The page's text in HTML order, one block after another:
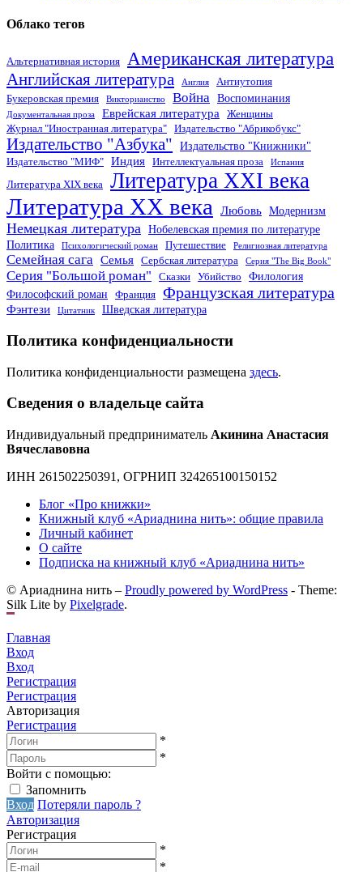
Облако тегов
Альтернативная история Американская литература
Английская литература Англия
Антиутопия
Букеровская премия
Викторианство Война Воспоминания
Документальная проза Еврейская литература
Женщины
Журнал "Иностранная литература"
Издательство "Абрикобукс"
Издательство "Азбука" Издательство "Книжники"
Издательство "МИФ" Индия Интеллектуальная проза Испания
Литература XIX века Литература XXI века
Литература XX века Любовь Модернизм
Немецкая литература Нобелевская премия по литературе
Политика
Психологический роман Путешествие Религиозная литература
Семейная сага Семья Сербская литература Серия "The Big Book"
Серия "Большой роман" Сказки Убийство
Филология
Философский роман
Франция Французская литература
Фэнтези Цитатник Шведская литература
Политика конфиденциальности
Политика конфиденциальности размещена здесь.
Сведения о владельце сайта
Индивидуальный предприниматель Акинина Анастасия
Вячеславовна
ИНН 261502250391, ОГРНИП 324265100150152
Блог «Про книжки»
Книжный клуб «Ариаднина нить»: общие правила
Личный кабинет
О сайте
Подписка на книжный клуб «Ариаднина нить»
© Ариаднина нить – Proudly powered by WordPress - Theme:
Silk Lite by Pixelgrade.
Главная
Вход
Вход
Регистрация
Регистрация
Авторизация
Регистрация
*
*
Войти с помощью:
Запомнить
Вход Потеряли пароль ?
Авторизация
Регистрация
*
*